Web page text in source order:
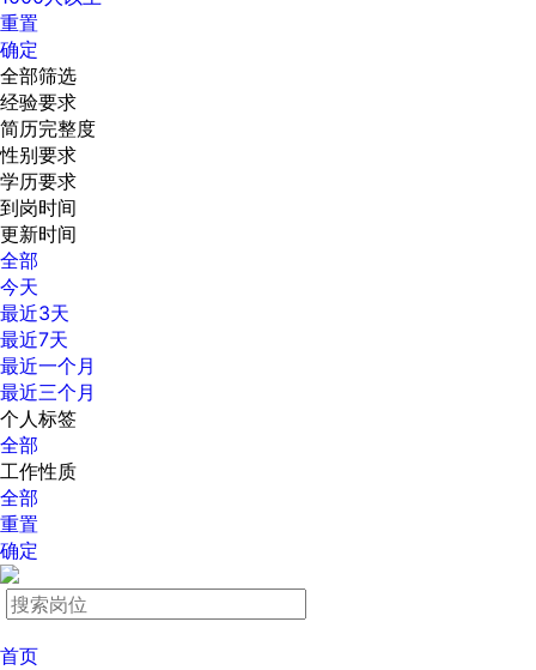
重置
确定
全部筛选
经验要求
简历完整度
性别要求
学历要求
到岗时间
更新时间
全部
今天
最近3天
最近7天
最近一个月
最近三个月
个人标签
全部
工作性质
全部
重置
确定
首页